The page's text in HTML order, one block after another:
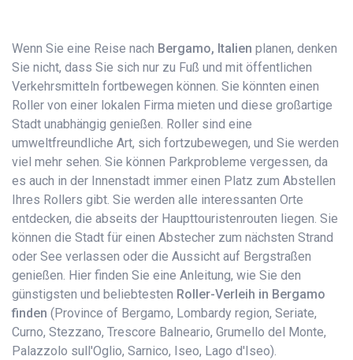
Wenn Sie eine Reise nach Bergamo, Italien planen, denken
Sie nicht, dass Sie sich nur zu Fuß und mit öffentlichen
Verkehrsmitteln fortbewegen können. Sie könnten einen
Roller von einer lokalen Firma mieten und diese großartige
Stadt unabhängig genießen. Roller sind eine
umweltfreundliche Art, sich fortzubewegen, und Sie werden
viel mehr sehen. Sie können Parkprobleme vergessen, da
es auch in der Innenstadt immer einen Platz zum Abstellen
Ihres Rollers gibt. Sie werden alle interessanten Orte
entdecken, die abseits der Haupttouristenrouten liegen. Sie
können die Stadt für einen Abstecher zum nächsten Strand
oder See verlassen oder die Aussicht auf Bergstraßen
genießen. Hier finden Sie eine Anleitung, wie Sie den
günstigsten und beliebtesten Roller-Verleih in Bergamo
finden (Province of Bergamo, Lombardy region, Seriate,
Curno, Stezzano, Trescore Balneario, Grumello del Monte,
Palazzolo sull'Oglio, Sarnico, Iseo, Lago d'Iseo).